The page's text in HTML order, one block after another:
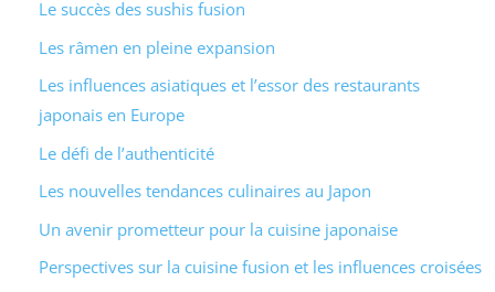
Le succès des sushis fusion
Les râmen en pleine expansion
Les influences asiatiques et l’essor des restaurants
japonais en Europe
Le défi de l’authenticité
Les nouvelles tendances culinaires au Japon
Un avenir prometteur pour la cuisine japonaise
Perspectives sur la cuisine fusion et les influences croisées